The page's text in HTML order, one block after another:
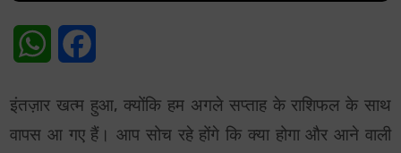
WhatsApp
इंतज़ार खत्म हुआ, क्योंकि हम अगले सप्ताह के राशिफल के साथ
वापस आ गए हैं। आप सोच रहे होंगे कि क्या होगा और आने वाली